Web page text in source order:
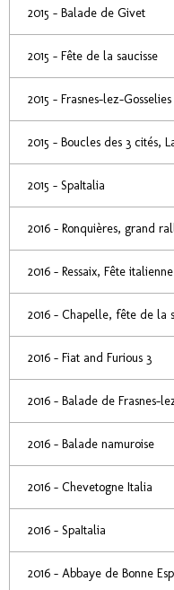
2015 - Balade de Givet
2015 - Fête de la saucisse
2015 - Frasnes-lez-Gosselies
2015 - Boucles des 3 cités,
2015 - SpaItalia
2016 - Ronquières, grand
2016 - Ressaix, Fête italienne
2016 - Chapelle, fête de la
2016 - Fiat and Furious 3
2016 - Balade de Frasnes-
2016 - Balade namuroise
2016 - Chevetogne Italia
2016 - SpaItalia
2016 - Abbaye de Bonne